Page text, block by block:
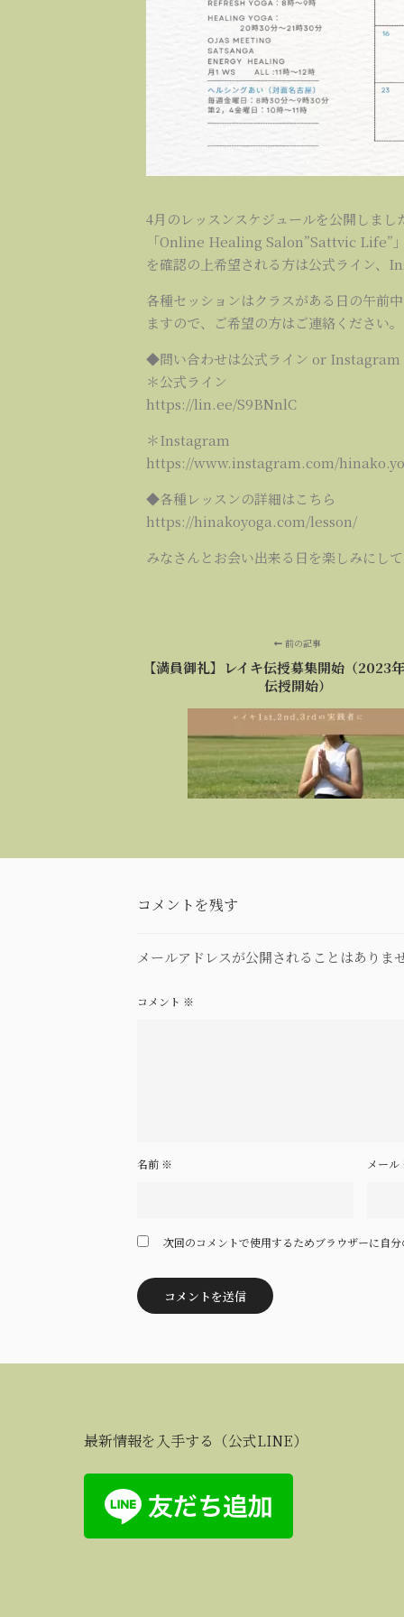
4月のレッスンスケジュールを公開しまし
「Online Healing Salon”Sattvic Life”
を確認の上希望される方は公式ライン
各種セッションはクラスがある日の午前
ますので、ご希望の方はご連絡ください。
◆問い合わせは公式ライン or
＊公式ライン
https://lin.ee/S9BNnlC
＊Instagram
https://www.instagram.com/
◆各種レッスンの詳細はこちら
https://hinakoyoga.com/lesson/
みなさんとお会い出来る日を楽しみにし
前の記事
【満員御礼】レイキ伝授募集開始（2023
伝授開始）
コメントを残す
メールアドレスが公開されることはありま
コメント ※
名前 ※ メール
次回のコメントで使用するためブラウザーに自
最新情報を入手する（公式LINE）